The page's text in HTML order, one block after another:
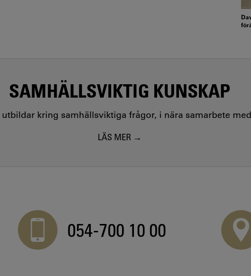
SAMHÄLLSVIKTIG KUNSKAP
kring samhällsviktiga frågor, i nära samarbete
LÄS MER
054-700 10 00